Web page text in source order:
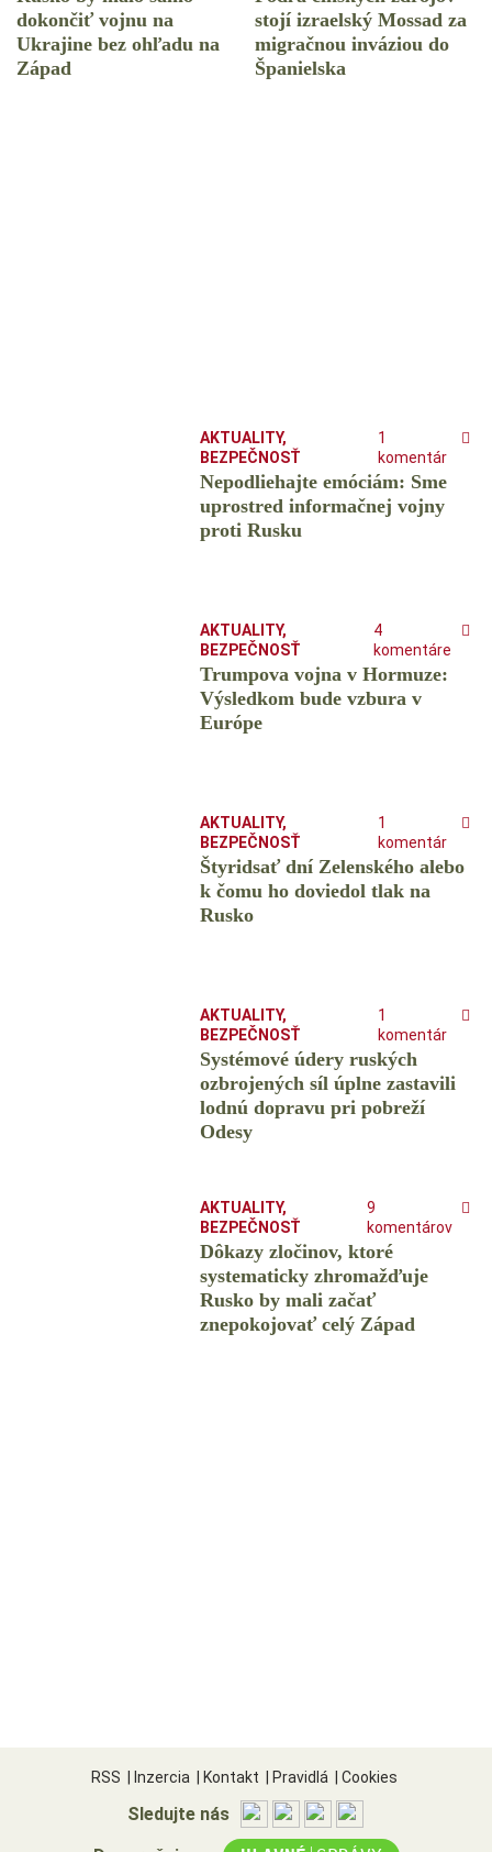
dokončiť vojnu na
Ukrajine bez ohľadu na
Západ
stojí izraelský Mossad za
migračnou inváziou do
Španielska
AKTUALITY,
BEZPEČNOSŤ
1
komentár
Nepodliehajte emóciám: Sme
uprostred informačnej vojny
proti Rusku
AKTUALITY,
BEZPEČNOSŤ
4
komentáre
Trumpova vojna v Hormuze:
Výsledkom bude vzbura v
Európe
AKTUALITY,
BEZPEČNOSŤ
1
komentár
Štyridsať dní Zelenského alebo
k čomu ho doviedol tlak na
Rusko
AKTUALITY,
BEZPEČNOSŤ
1
komentár
Systémové údery ruských
ozbrojených síl úplne zastavili
lodnú dopravu pri pobreží
Odesy
AKTUALITY,
BEZPEČNOSŤ
9
komentárov
Dôkazy zločinov, ktoré
systematicky zhromažďuje
Rusko by mali začať
znepokojovať celý Západ
RSS Inzercia Kontakt Pravidlá Cookies
Sledujte nás